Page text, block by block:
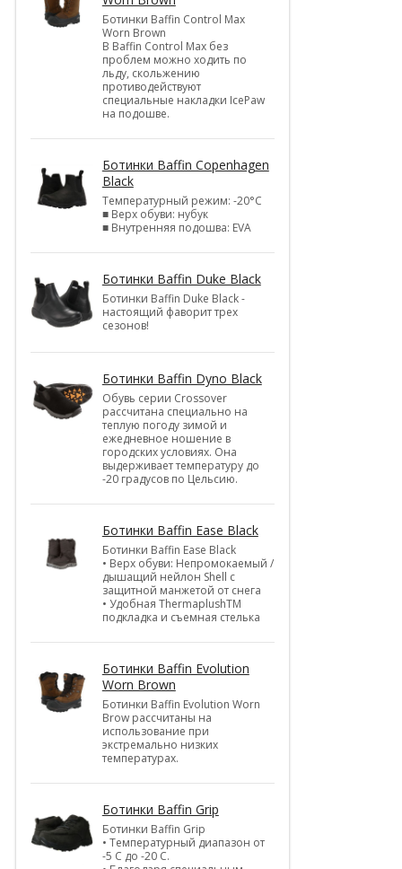
Ботинки Baffin Control Max
Worn Brown
В Baffin Control Max без
проблем можно ходить по
льду, скольжению
противодействуют
специальные накладки IcePaw
на подошве.
Ботинки Baffin Copenhagen
Black
Температурный режим: -20°С
■ Верх обуви: нубук
■ Внутренняя подошва: EVA
Ботинки Baffin Duke Black
Ботинки Baffin Duke Black -
настоящий фаворит трех
сезонов!
Ботинки Baffin Dyno Black
Обувь серии Crossover
рассчитана специально на
теплую погоду зимой и
ежедневное ношение в
городских условиях. Она
выдерживает температуру до
-20 градусов по Цельсию.
Ботинки Baffin Ease Black
Ботинки Baffin Ease Black
• Верх обуви: Непромокаемый /
дышащий нейлон Shell c
защитной манжетой от снега
• Удобная ThermaplushTM
подкладка и съемная стелька
Ботинки Baffin Evolution
Worn Brown
Ботинки Baffin Evolution Worn
Brow рассчитаны на
использование при
экстремально низких
температурах.
Ботинки Baffin Grip
Ботинки Baffin Grip
• Температурный диапазон от
-5 С до -20 С.